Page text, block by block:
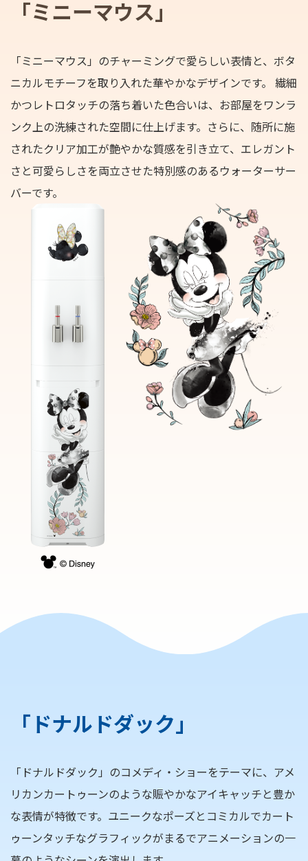
「ミニーマウス」
「ミニーマウス」のチャーミングで愛らしい表情と、ボタ
ニカルモチーフを取り入れた華やかなデザインです。 繊細
かつレトロタッチの落ち着いた色合いは、お部屋をワンラ
ンク上の洗練された空間に仕上げます。さらに、随所に施
されたクリア加工が艶やかな質感を引き立て、エレガント
さと可愛らしさを両立させた特別感のあるウォーターサー
バーです。
「ドナルドダック」
「ドナルドダック」のコメディ・ショーをテーマに、アメ
リカンカートゥーンのような賑やかなアイキャッチと豊か
な表情が特徴です。ユニークなポーズとコミカルでカート
ゥーンタッチなグラフィックがまるでアニメーションの一